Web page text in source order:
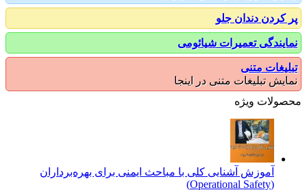
دندان جلو
تعمیرات شیائومی
متنی
تبلیغات متنی در اینجا
ویژه
آموزش آشنایی کلی با مباحث ایمنی برای بهره‌برداران